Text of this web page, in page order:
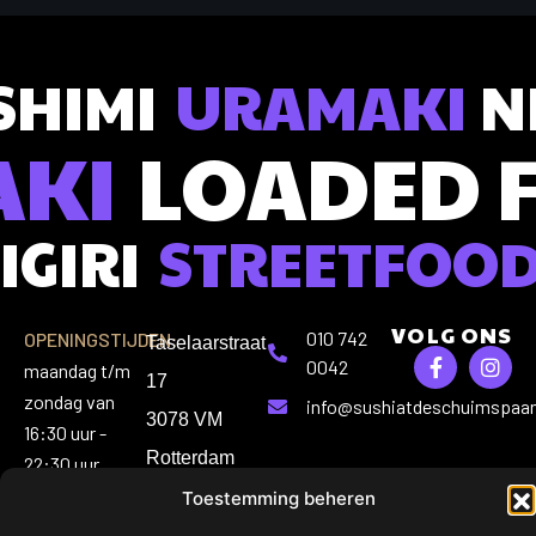
Toestemming beheren
URAMAKI
LOADED
OPENINGSTIJDEN:
maandag t/m
zondag van
16:30 uur -
22:30 uur
Taselaarstraat
17
3078 VM
Rotterdam
010 742
0042
VOLG ONS